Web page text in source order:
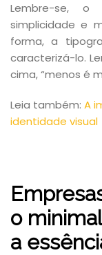
Lembre-se, o
simplicidade e
forma, a
caracterizá-lo.
cima, “menos é
Leia também: A
identidade visual
o
a